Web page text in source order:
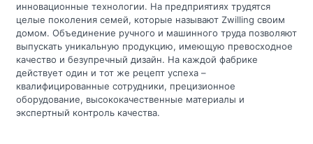
инновационные технологии. На предприятиях трудятся
целые поколения семей, которые называют Zwilling своим
домом. Объединение ручного и машинного труда позволяют
выпускать уникальную продукцию, имеющую превосходное
качество и безупречный дизайн. На каждой фабрике
действует один и тот же рецепт успеха –
квалифицированные сотрудники, прецизионное
оборудование, высококачественные материалы и
экспертный контроль качества.